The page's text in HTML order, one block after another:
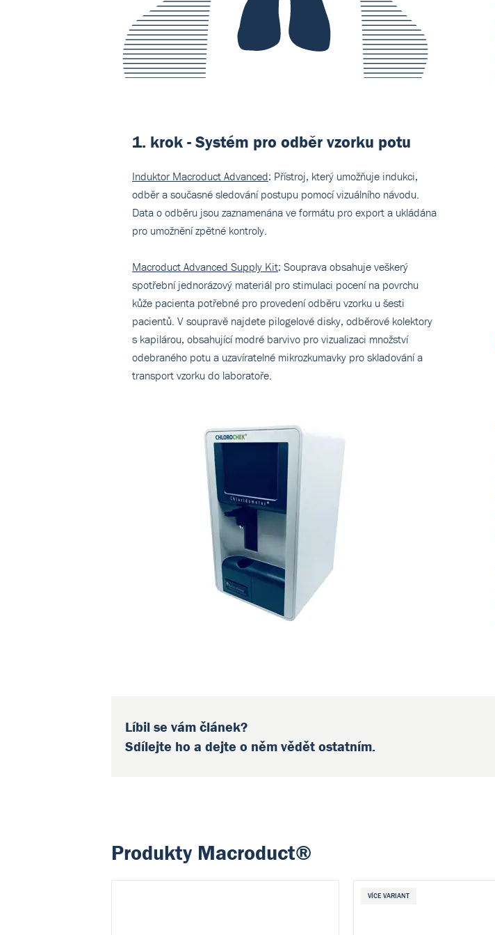
1. krok - Systém pro odběr vzorku potu
Induktor Macroduct Advanced: Přístroj, který umožňuje indukci,
odběr a současné sledování postupu pomocí vizuálního návodu.
Data o odběru jsou zaznamenána ve formátu pro export a ukládána
pro umožnění zpětné kontroly.
Macroduct Advanced Supply Kit: Souprava obsahuje veškerý
spotřební jednorázový materiál pro stimulaci pocení na povrchu
kůže pacienta potřebné pro provedení odběru vzorku u šesti
pacientů. V soupravě najdete pilogelové disky, odběrové kolektory
s kapilárou, obsahující modré barvivo pro vizualizaci množství
odebraného potu a uzavíratelné mikrozkumavky pro skladování a
transport vzorku do laboratoře.
Líbil se vám článek?
Sdílejte ho a dejte o něm vědět ostatním.
Produkty Macroduct®
VÍCE VARIANT